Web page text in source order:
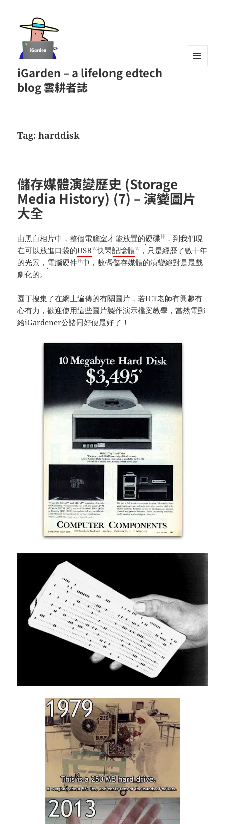
iGarden – a lifelong edtech
blog 雲耕者誌
Tag:harddisk
儲存媒體演變歷史 (Storage
Media History) (7) – 演變圖片
大全
由黑白相片中，整個電腦室才能放置的硬碟W ，到我們現
在可以放進口袋的USBW快閃記憶體W ，只是經歷了數十年
的光景， 電腦硬件W中，數碼儲存媒體的演變絕對是最戲
劇化的。
園丁搜集了在網上遍傳的有關圖片，若ICT老師有興趣有
心有力，歡迎使用這些圖片製作演示檔案教學，當然電郵
給iGardener公諸同好便最好了！